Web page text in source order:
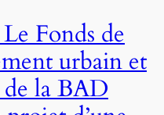
Fonds de
urbain et
la BAD